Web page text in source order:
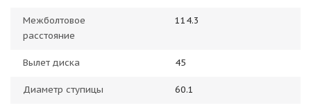
Межболтовое
расстояние
114.3
Вылет диска 45
Диаметр ступицы 60.1